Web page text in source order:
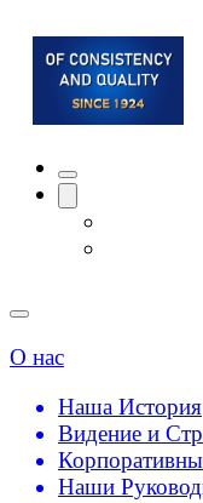
О нас
Наша История
Видение и
Наши